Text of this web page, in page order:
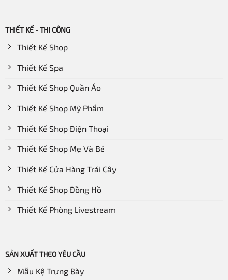
THIẾT KẾ - THI CÔNG
Thiết Kế Shop
Thiết Kế Spa
Thiết Kế Shop Quần Áo
Thiết Kế Shop Mỹ Phẩm
Thiết Kế Shop Điện Thoại
Thiết Kế Shop Mẹ Và Bé
Thiết Kế Cửa Hàng Trái Cây
Thiết Kế Shop Đồng Hồ
Thiết Kế Phòng Livestream
SẢN XUẤT THEO YÊU CẦU
Mẫu Kệ Trưng Bày